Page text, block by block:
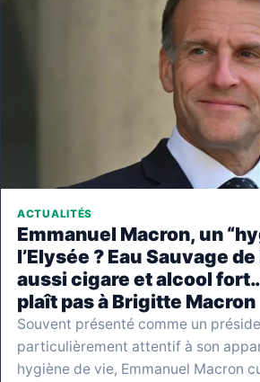
ACTUALITÉS
Emmanuel Macron, un
l’Elysée ? Eau Sauvage
aussi cigare et alcool
plaît pas à Brigitte Macron
Souvent présenté comme un
particulièrement attentif à son
hygiène de vie, Emmanuel Macron